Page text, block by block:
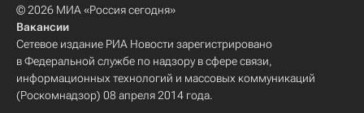
© 2026 МИА «Россия сегодня»
Вакансии
Сетевое издание РИА Новости зарегистрировано
в Федеральной службе по надзору в сфере связи,
информационных технологий и массовых коммуникаций
(Роскомнадзор) 08 апреля 2014 года.